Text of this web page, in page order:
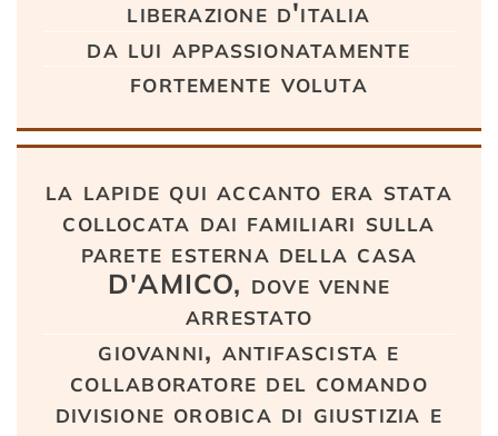
liberazione d'italia
da lui appassionatamente
fortemente voluta
la lapide qui accanto era stata
collocata dai familiari sulla
parete esterna della casa
D'AMICO, dove venne
arrestato
giovanni, antifascista e
collaboratore del comando
divisione orobica di giustizia e